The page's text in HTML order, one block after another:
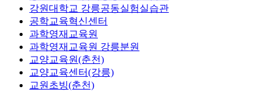
강원대학교 강릉공동실험실습관
공학교육혁신센터
과학영재교육원
과학영재교육원 강릉분원
교양교육원(춘천)
교양교육센터(강릉)
교원초빙(춘천)